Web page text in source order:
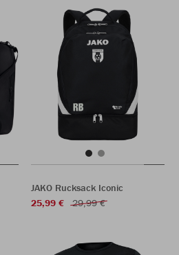
JAKO Rucksack Iconic
25,99 €
29,99 €